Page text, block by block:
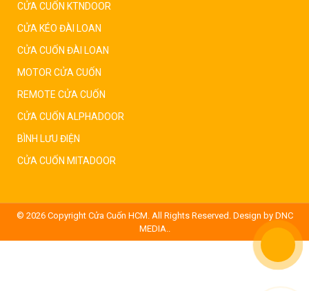
CỬA CUỐN KTNDOOR
CỬA KÉO ĐÀI LOAN
CỬA CUỐN ĐÀI LOAN
MOTOR CỬA CUỐN
REMOTE CỬA CUỐN
CỬA CUỐN ALPHADOOR
BÌNH LƯU ĐIỆN
CỬA CUỐN MITADOOR
© 2026 Copyright Cửa Cuốn HCM. All Rights Reserved. Design by DNC
MEDIA..